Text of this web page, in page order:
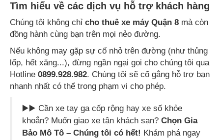
Tìm hiểu về các dịch vụ hỗ trợ khách hàng
Chúng tôi không chỉ cho thuê xe máy Quận 8 mà còn
đồng hành cùng bạn trên mọi nẻo đường.
Nếu không may gặp sự cố nhỏ trên đường (như thủng
lốp, hết xăng...), đừng ngần ngại gọi cho chúng tôi qua
Hotline 0899.928.982. Chúng tôi sẽ cố gắng hỗ trợ bạn
nhanh nhất có thể trong phạm vi cho phép.
▶️▶️ Cần xe tay ga cốp rộng hay xe số khỏe
khoắn? Muốn giao xe tận khách sạn? Chọn Gia
Bảo Mô Tô – Chúng tôi có hết! Khám phá ngay